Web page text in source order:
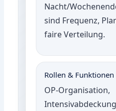
Nacht/
sind Frequenz,
faire Verteilung.
Rollen & Funktionen
OP-Organisation,